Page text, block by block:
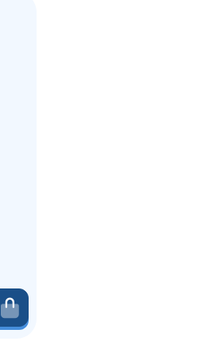
Ajouter au panier